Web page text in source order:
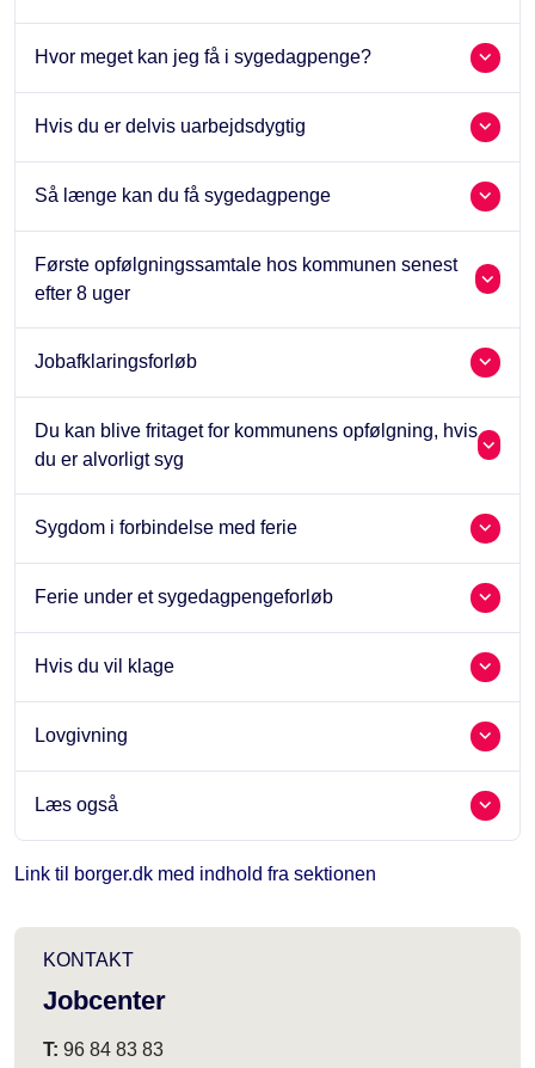
Hvor meget kan jeg få i sygedagpenge?
Hvis du er delvis uarbejdsdygtig
Så længe kan du få sygedagpenge
Første opfølgningssamtale hos kommunen senest
efter 8 uger
Jobafklaringsforløb
Du kan blive fritaget for kommunens opfølgning, hvis
du er alvorligt syg
Sygdom i forbindelse med ferie
Ferie under et sygedagpengeforløb
Hvis du vil klage
Lovgivning
Læs også
Link til borger.dk med indhold fra sektionen
KONTAKT
Jobcenter
T: 96 84 83 83